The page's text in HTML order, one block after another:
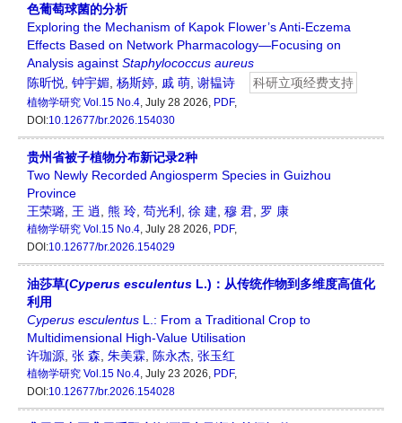
色葡萄球菌的分析
Exploring the Mechanism of Kapok Flower’s Anti-Eczema
Effects Based on Network Pharmacology—Focusing on
Analysis against Staphylococcus aureus
陈昕悦 钟宇媚 杨斯婷 戚 萌 谢韫诗 科研立项经费支持
植物学研究 Vol.15 No.4, July 28 2026, PDF,
DOI:10.12677/br.2026.154030
贵州省被子植物分布新记录2种
Two Newly Recorded Angiosperm Species in Guizhou
Province
王荣璐 王 逍 熊 玲 苟光利 徐 建 穆 君 罗 康
植物学研究 Vol.15 No.4, July 28 2026, PDF,
DOI:10.12677/br.2026.154029
油莎草(Cyperus esculentus L.)：从传统作物到多维度高值化
利用
Cyperus esculentus L.: From a Traditional Crop to
Multidimensional High-Value Utilisation
许珈源 张 森 朱美霖 陈永杰 张玉红
植物学研究 Vol.15 No.4, July 23 2026, PDF,
DOI:10.12677/br.2026.154028